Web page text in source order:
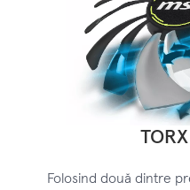
Folosind două dintre